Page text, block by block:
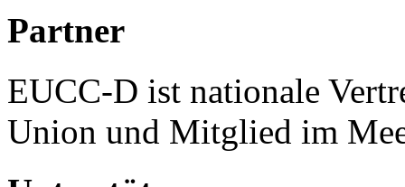
Partner
EUCC-D ist nationale
Union und Mitglied im